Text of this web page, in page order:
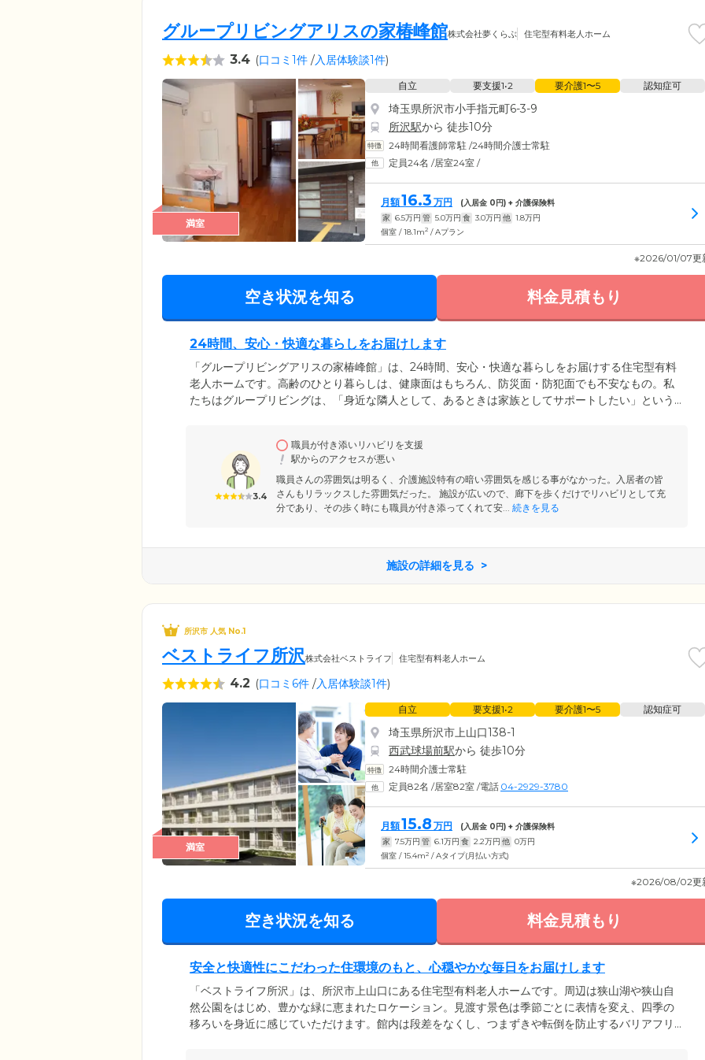
グループリビングアリスの家椿峰館株式会社夢くらぶ 住宅型有料老人ホーム
3.4 (口コミ1件 /入居体験談1件)
満室
自立 要支援1•2 要介護1〜5 認知症可
埼玉県所沢市小手指元町6-3-9
所沢駅から 徒歩10分
24時間看護師常駐 /24時間介護士常駐
定員24名 /居室24室 /
月額16.3 万円 (入居金 0円) + 介護保険料
家 6.5万円 管 5.0万円 食 3.0万円 他 1.8万円
個室 / 18.1m2 / Aプラン
※2026/01/07更
空き状況を知る 料金見積もり
24時間、安心・快適な暮らしをお届けします
「グループリビングアリスの家椿峰館」は、24時間、安心・快適な暮らしをお届けする住宅型有料
老人ホームです。高齢のひとり暮らしは、健康面はもちろん、防災面・防犯面でも不安なもの。私
たちはグループリビングは、「身近な隣人として、あるときは家族としてサポートしたい」という
安心できる日常生活をお手伝いしています。「安心して暮らしたい」とお考えの方は、ぜひ一度見
学へいらしてください。軽度であれば、認知症の方もご入居可能です。
3.4
職員が付き添いリハビリを支援
駅からのアクセスが悪い
職員さんの雰囲気は明るく、介護施設特有の暗い雰囲気を感じる事がなかった。入居者の皆
さんもリラックスした雰囲気だった。 施設が広いので、廊下を歩くだけでリハビリとして充
分であり、その歩く時にも職員が付き添ってくれて安...
続きを見る
施設の詳細を見る
所沢市 人気 No.1
ベストライフ所沢株式会社ベストライフ 住宅型有料老人ホーム
4.2 (口コミ6件 /入居体験談1件)
満室
自立 要支援1•2 要介護1〜5 認知症可
埼玉県所沢市上山口138-1
西武球場前駅から 徒歩10分
24時間介護士常駐
定員82名 /居室82室 /電話 04-2929-3780
月額15.8 万円 (入居金 0 円) + 介護保険料
家 7.5万円 管 6.1万円 食 2.2万円 他 0万円
個室 / 15.4m2 / Aタイプ(月払い方式)
※2026/08/02更
空き状況を知る 料金見積もり
安全と快適性にこだわった住環境のもと、心穏やかな毎日をお届けします
「ベストライフ所沢」は、所沢市上山口にある住宅型有料老人ホームです。周辺は狭山湖や狭山自
然公園をはじめ、豊かな緑に恵まれたロケーション。見渡す景色は季節ごとに表情を変え、四季の
移ろいを身近に感じていただけます。館内は段差をなくし、つまずきや転倒を防止するバリアフリ